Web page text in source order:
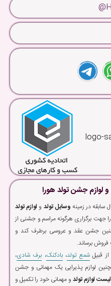
لوازم جشن تولد هورا
وسایل تولد و لوازم تولد
را جهت برگزاری هرگونه مراسم و جشنی از
جشن عقد و عروسی برطرف کند و
فروش برساند.
قبیلشمع تولد،بادکنک، برف شادی،
لوازم پذیرایی یک مهمانی و جشن
لیست لوازم تولد و مهمانی خود را تکمیل و